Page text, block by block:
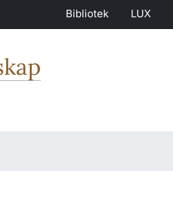
Bibliotek LUX